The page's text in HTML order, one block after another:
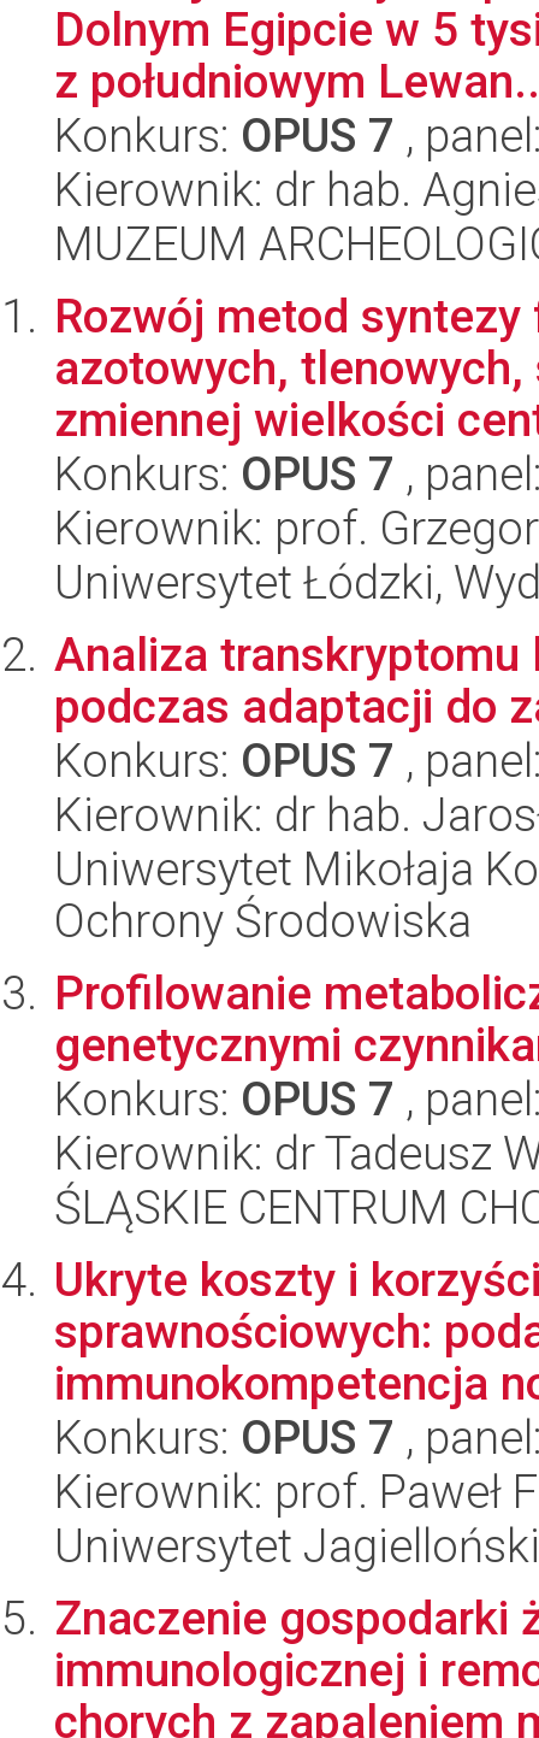
Dolnym Egipcie w 5
z południowym
Konkurs: OPUS 7 ,
Kierownik: dr hab.
MUZEUM
Rozwój metod
azotowych,
zmiennej wielkości
Konkurs: OPUS 7 ,
Kierownik: prof.
Uniwersytet Łódzki,
Analiza
podczas adaptacji do
Konkurs: OPUS 7 ,
Kierownik: dr hab.
Uniwersytet Mikołaja
Ochrony Środowiska
Profilowanie
genetycznymi
Konkurs: OPUS 7 ,
Kierownik: dr Tadeusz
ŚLĄSKIE CENTRUM
Ukryte koszty i
sprawnościowych:
immunokompetencja
Konkurs: OPUS 7 ,
Kierownik: prof. Paweł
Uniwersytet
Znaczenie gospodarki
immunologicznej i
chorych z zapaleniem